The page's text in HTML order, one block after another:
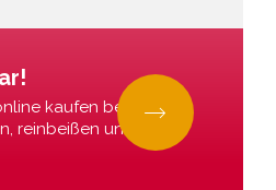
kaufen bei La
reinbeißen und